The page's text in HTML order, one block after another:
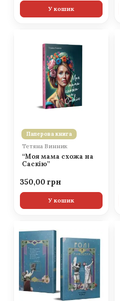
У кошик
Паперова книга
Тетяна Винник
“Моя мама схожа на
Саскію”
350,00
У кошик